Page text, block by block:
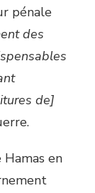
pénale
des
de]
en